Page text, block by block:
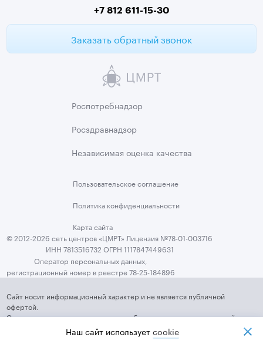
+7 812 611-15-30
Заказать обратный звонок
Пользовательскоесоглашение
Политика конфиденциальности
Карта сайта
Роспотребнадзор
Росздравнадзор
Независимая оценка качества
© 2012-2026 сеть центров «ЦМРТ» Лицензия №78-01-003716
ИНН 7813516732 ОГРН 1117847449631
Оператор персональных данных,
регистрационный номер в реестре 78-25-184896
Сайт носит информационный характер и не является публичной
офертой.
Стоимость услуг, их наличие и подробные характеристики уточняйте у
представителей ЦМРТ, используя средства связи, указанные на Сайте
Наш сайт используетcookiе